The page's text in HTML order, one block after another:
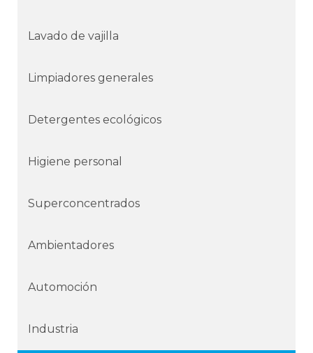
Lavado de vajilla
Limpiadores generales
Detergentes ecológicos
Higiene personal
Superconcentrados
Ambientadores
Automoción
Industria